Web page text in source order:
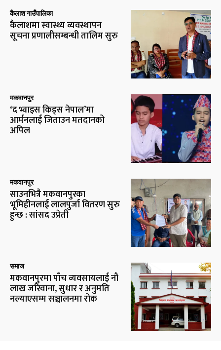
कैलाश गाउँपालिका
कैलाशमा स्वास्थ्य व्यवस्थापन
सूचना प्रणालीसम्बन्धी तालिम सुरु
मकवानपुर
‘द भ्वाइस किड्स नेपाल’मा
आर्मनलाई जिताउन मतदानको
अपिल
मकवानपुर
साउनभित्रै मकवानपुरका
भूमिहीनलाई लालपुर्जा वितरण सुरु
हुन्छ : सांसद उप्रेती
समाज
मकवानपुरमा पाँच व्यवसायलाई नौ
लाख जरिवाना, सुधार र अनुमति
नल्याएसम्म सञ्चालनमा रोक